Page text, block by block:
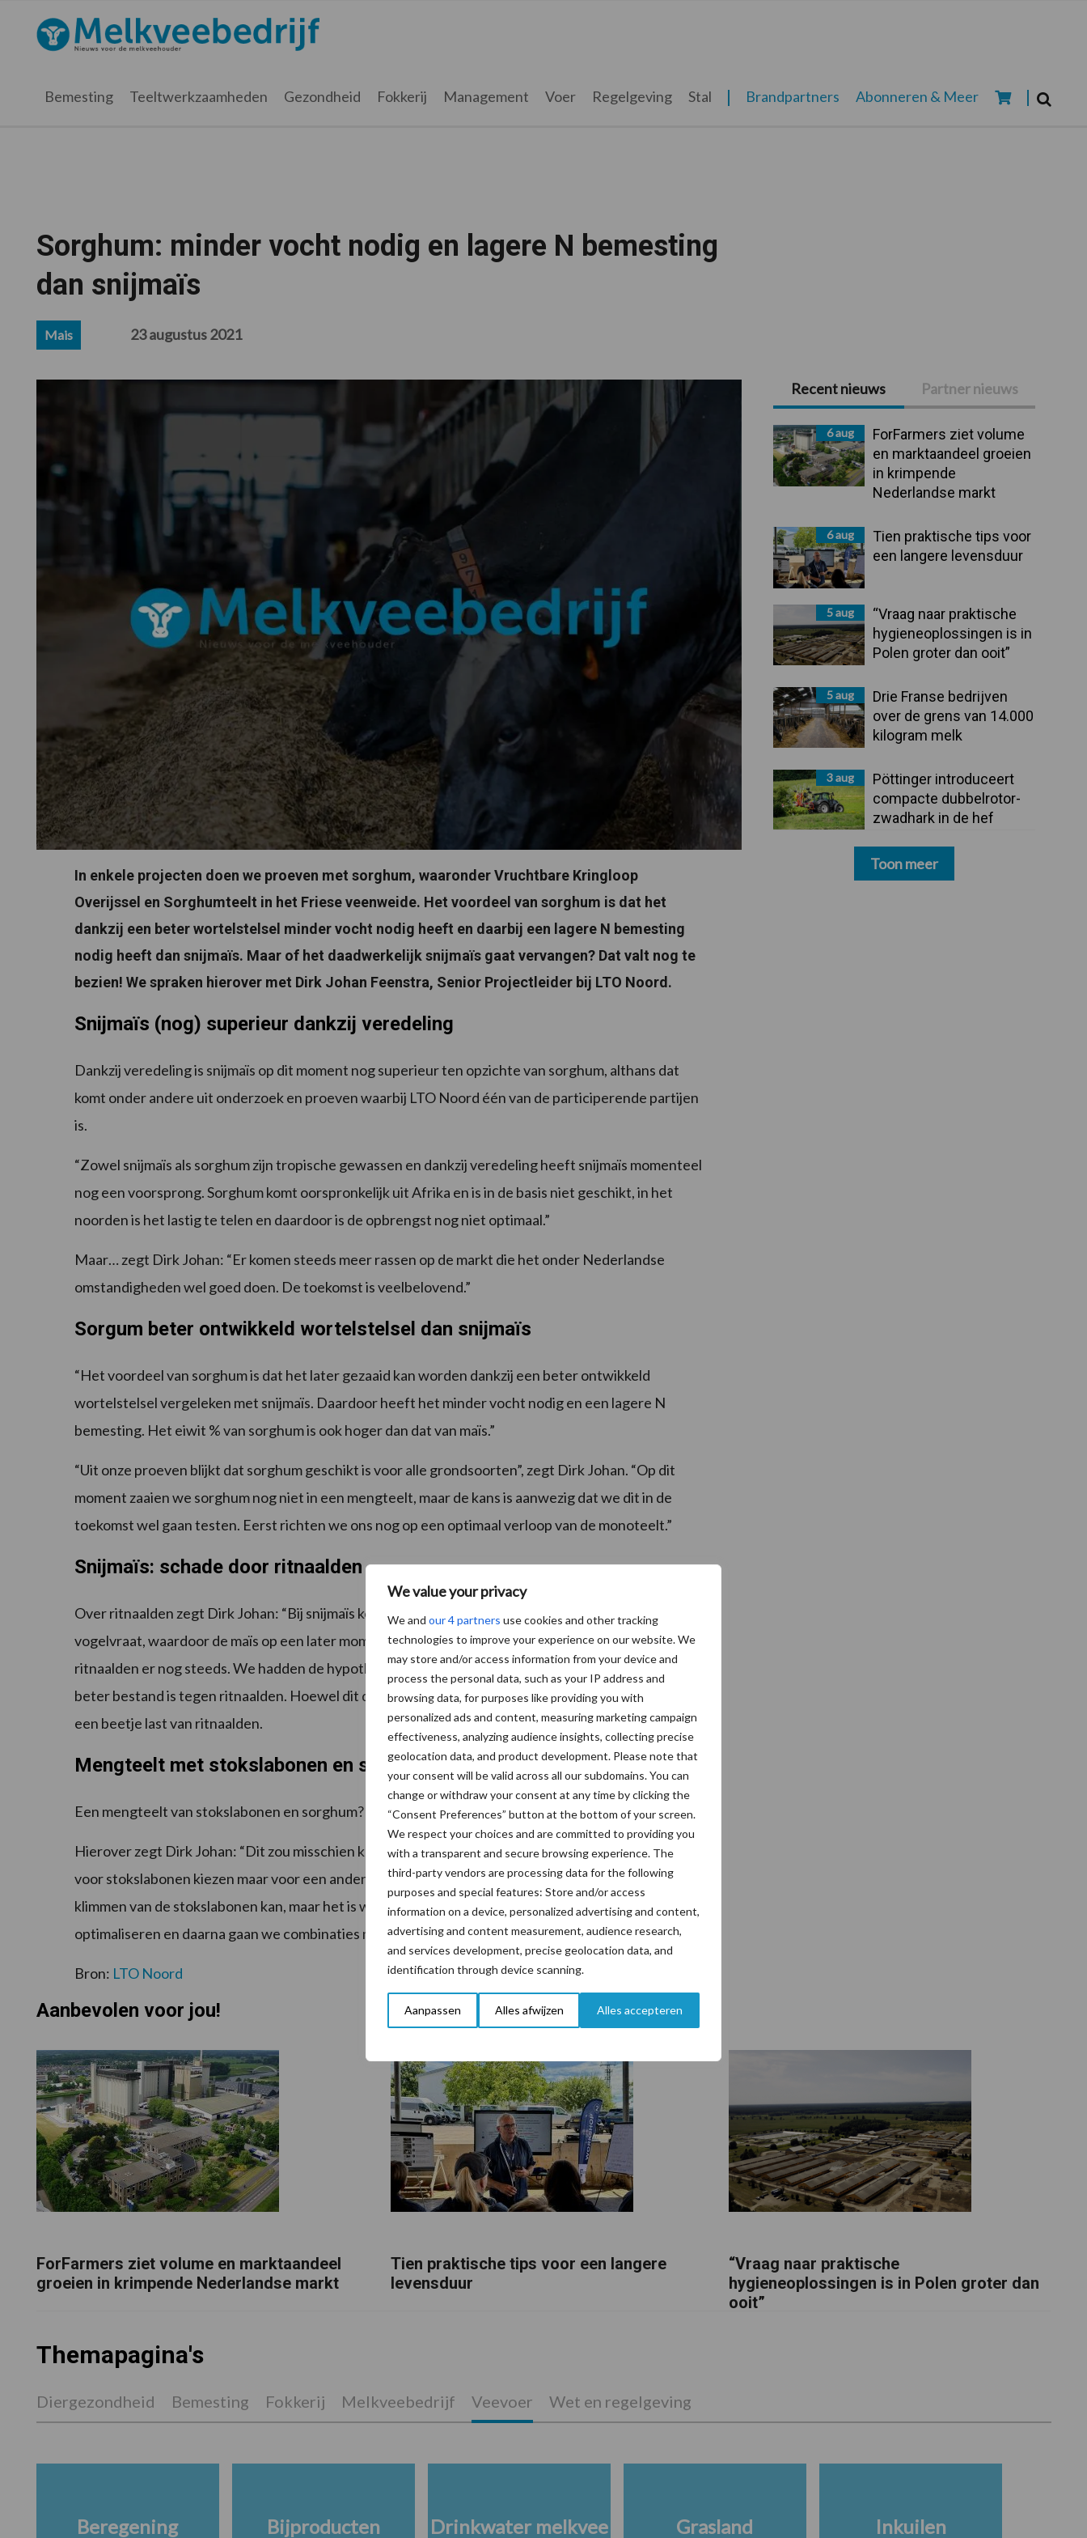
We value your privacy
We and our 4 partners use cookies and other tracking
technologies to improve your experience on our website. We
may store and/or access information from your device and
process the personal data, such as your IP address and
browsing data, for purposes like providing you with
personalized ads and content, measuring marketing campaign
effectiveness, analyzing audience insights, collecting precise
geolocation data, and product development. Please note that
your consent will be valid across all our subdomains. You can
change or withdraw your consent at any time by clicking the
“Consent Preferences” button at the bottom of your screen.
We respect your choices and are committed to providing you
with a transparent and secure browsing experience. The
third-party vendors are processing data for the following
purposes and special features: Store and/or access
information on a device, personalized advertising and content,
advertising and content measurement, audience research,
and services development, precise geolocation data, and
identification through device scanning.
Aanpassen Alles afwijzen Alles accepteren
hoofdnavigatie
hoofd
eerste
voettekst
Melkveebedrijf.nl
Bemesting Teeltwerkzaamheden Gezondheid Fokkerij Management Voer Regelgeving Stal Brandpartners Abonneren & Meer
Sorghum: minder vocht nodig en lagere N bemesting
dan snijmaïs
Mais 23 augustus 2021
In enkele projecten doen we proeven met sorghum, waaronder Vruchtbare Kringloop
Overijssel en Sorghumteelt in het Friese veenweide. Het voordeel van sorghum is dat het
dankzij een beter wortelstelsel minder vocht nodig heeft en daarbij een lagere N bemesting
nodig heeft dan snijmaïs. Maar of het daadwerkelijk snijmaïs gaat vervangen? Dat valt nog te
bezien! We spraken hierover met Dirk Johan Feenstra, Senior Projectleider bij LTO Noord.
Snijmaïs (nog) superieur dankzij veredeling
Dankzij veredeling is snijmaïs op dit moment nog superieur ten opzichte van sorghum, althans dat
komt onder andere uit onderzoek en proeven waarbij LTO Noord één van de participerende partijen
is.
“Zowel snijmaïs als sorghum zijn tropische gewassen en dankzij veredeling heeft snijmaïs momenteel
nog een voorsprong. Sorghum komt oorspronkelijk uit Afrika en is in de basis niet geschikt, in het
noorden is het lastig te telen en daardoor is de opbrengst nog niet optimaal.”
Maar… zegt Dirk Johan: “Er komen steeds meer rassen op de markt die het onder Nederlandse
omstandigheden wel goed doen. De toekomst is veelbelovend.”
Sorgum beter ontwikkeld wortelstelsel dan snijmaïs
“Het voordeel van sorghum is dat het later gezaaid kan worden dankzij een beter ontwikkeld
wortelstelsel vergeleken met snijmaïs. Daardoor heeft het minder vocht nodig en een lagere N
bemesting. Het eiwit % van sorghum is ook hoger dan dat van maïs.”
“Uit onze proeven blijkt dat sorghum geschikt is voor alle grondsoorten”, zegt Dirk Johan. “Op dit
moment zaaien we sorghum nog niet in een mengteelt, maar de kans is aanwezig dat we dit in de
toekomst wel gaan testen. Eerst richten we ons nog op een optimaal verloop van de monoteelt.”
Snijmaïs: schade door ritnaalden
Over ritnaalden zegt Dirk Johan: “Bij snijmaïs komt nogal eens schade voor door ritnaalden en/of
vogelvraat, waardoor de maïs op een later moment overgezaaid moet worden. Maar dan zitten de
ritnaalden er nog steeds. We hadden de hypothese dat sorghum later gezaaid kan worden en het
beter bestand is tegen ritnaalden. Hoewel dit deels wel het geval blijkt te zijn, heeft sorghum ook
een beetje last van ritnaalden.
Mengteelt met stokslabonen en sorghum?
Een mengteelt van stokslabonen en sorghum? Gaat dat ooit komen denk je?
Hierover zegt Dirk Johan: “Dit zou misschien kunnen, maar ik kan mij ook voorstellen dat we dan niet
voor stokslabonen kiezen maar voor een ander gewas. Ik weet niet hoe goed sorghum tegen het
klimmen van de stokslabonen kan, maar het is wel interessant om dit te testen. Eerst de monoteelt
optimaliseren en daarna gaan we combinaties maken.
Bron: LTO Noord
Primaire
Sidebar
Recent nieuws Partner nieuws
6 aug
ForFarmers ziet volume
en marktaandeel groeien
in krimpende
Nederlandse markt
6 aug
Tien praktische tips voor
een langere levensduur
5 aug
“Vraag naar praktische
hygieneoplossingen is in
Polen groter dan ooit”
5 aug
Drie Franse bedrijven
over de grens van 14.000
kilogram melk
3 aug
Pöttinger introduceert
compacte dubbelrotor-
zwadhark in de hef
Toon meer
Aanbevolen voor jou!
ForFarmers ziet volume en marktaandeel
groeien in krimpende Nederlandse markt
Tien praktische tips voor een langere
levensduur
“Vraag naar praktische
hygieneoplossingen is in Polen groter dan
ooit”
Themapagina's
Diergezondheid Bemesting Fokkerij Melkveebedrijf Veevoer Wet en regelgeving
Beregening Bijproducten Drinkwater melkvee Grasland Inkuilen